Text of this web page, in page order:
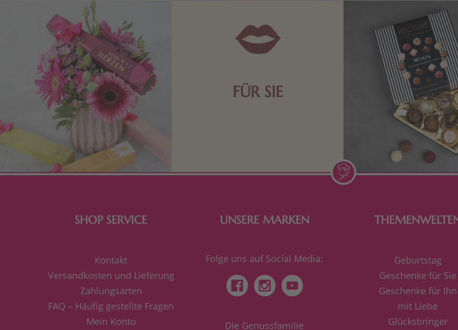
FÜR SIE
SHOP SERVICE
Kontakt
Versandkosten und Lieferung
Zahlungsarten
FAQ – Häufig gestellte Fragen
Mein Konto
UNSERE MARKEN
Folge uns auf Social Media:
Die Genussfamilie
Geburtstag
Geschenke für Sie
Geschenke für Ihn
mit Liebe
Glücksbringer